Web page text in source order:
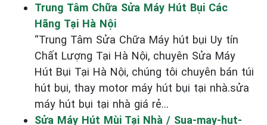
Trung Tâm Chữa Sửa Máy Hút Bụi Các
Hãng Tại Hà Nội
“Trung Tâm Sửa Chữa Máy hút bụi Uy tín
Chất Lượng Tại Hà Nội, chuyên Sửa Máy
Hút Bụi Tại Hà Nội, chúng tôi chuyên bán túi
hút bụi, thay motor máy hút bụi tại nhà.sửa
máy hút bụi tại nhà giá rẻ...
Sửa Máy Hút Mùi Tại Nhà / Sua-may-hut-